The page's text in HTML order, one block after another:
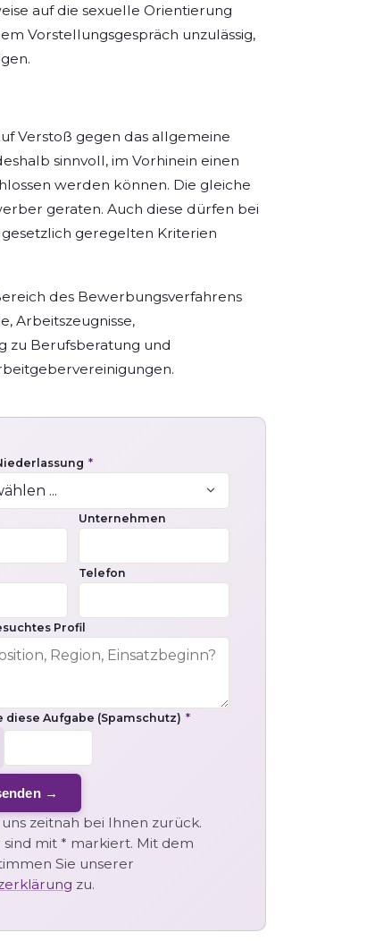
auf die sexuelle Orientierung
Vorstellungsgespräch unzulässig,
Verstoß gegen das allgemeine
sinnvoll, im Vorhinein einen
werden können. Die gleiche
geraten. Auch diese dürfen bei
geregelten Kriterien
des Bewerbungsverfahrens
Arbeitszeugnisse,
zu Berufsberatung und
*
Unternehmen
Telefon
Profil
diese Aufgabe (Spamschutz) *
→
zeitnah bei Ihnen zurück.
mit * markiert. Mit dem
Sie unserer
zu.